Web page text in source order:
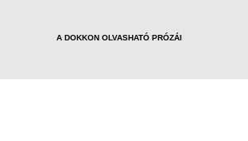
A DOKKON OLVASHATÓ PRÓZÁI